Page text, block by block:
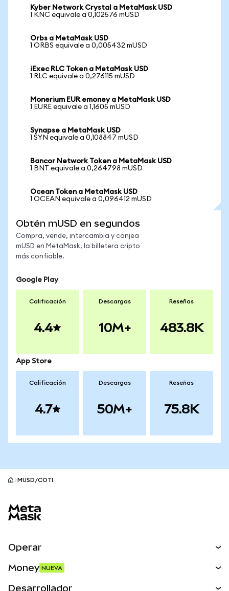
Kyber Network Crystal a MetaMask USD
1 KNC equivale a 0,102576 mUSD
Orbs a MetaMask USD
1 ORBS equivale a 0,005432 mUSD
iExec RLC Token a MetaMask USD
1 RLC equivale a 0,276115 mUSD
Monerium EUR emoney a MetaMask USD
1 EURE equivale a 1,1605 mUSD
Synapse a MetaMask USD
1 SYN equivale a 0,108847 mUSD
Bancor Network Token a MetaMask USD
1 BNT equivale a 0,264798 mUSD
Ocean Token a MetaMask USD
1 OCEAN equivale a 0,096412 mUSD
Obtén mUSD en segundos
Compra, vende, intercambia y canjea
mUSD en MetaMask, la billetera cripto
más confiable.
Google Play
Calificación
4.4
Descargas
10M+
Reseñas
483.8K
App Store
Calificación
4.7
Descargas
50M+
Reseñas
75.8K
MUSD/COTI
Operar
Money NUEVA
Desarrollador